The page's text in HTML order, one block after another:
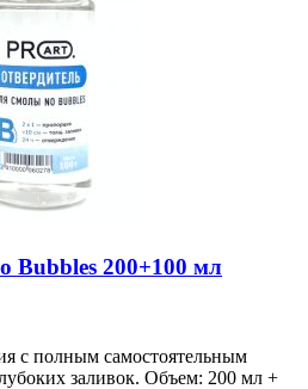
Bubbles 200+100 мл
с полным самостоятельным
заливок. Объем: 200 мл +